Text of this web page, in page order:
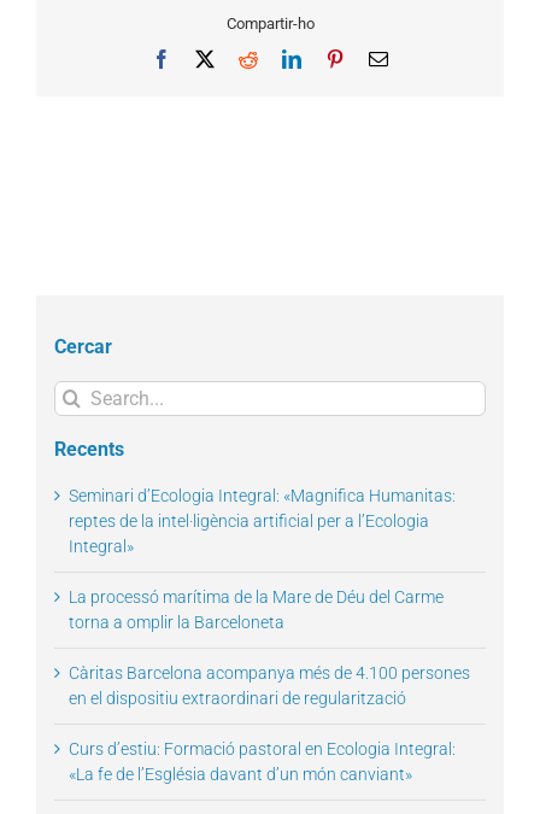
Compartir-ho
Facebook RedditLinkedInPinterestEmail
Cercar
Search
for:
Recents
Seminari d’Ecologia Integral: «Magnifica Humanitas:
reptes de la intel·ligència artificial per a l’Ecologia
Integral»
La processó marítima de la Mare de Déu del Carme
torna a omplir la Barceloneta
Càritas Barcelona acompanya més de 4.100 persones
en el dispositiu extraordinari de regularització
Curs d’estiu: Formació pastoral en Ecologia Integral:
«La fe de l’Església davant d’un món canviant»